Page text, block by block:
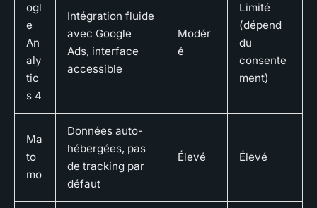
ogl
e
An
aly
tic
s 4
Intégration fluide
avec Google
Ads, interface
accessible
Modér
é
Limité
(dépend
du
consente
ment)
Ma
to
mo
Données auto-
hébergées, pas
de tracking par
défaut
Élevé Élevé